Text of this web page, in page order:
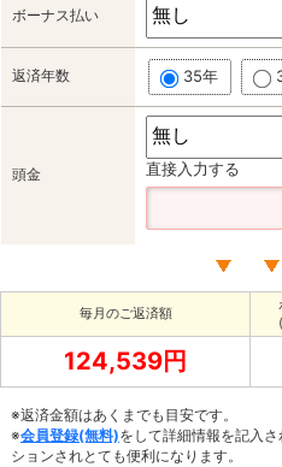
ボーナス払い
返済年数 35年
頭金 直接入力する
毎月のご返済額
124,539円
※返済金額はあくまでも目安です。
※会員登録(無料)をして詳細情報を記入
ションされとても便利になります。